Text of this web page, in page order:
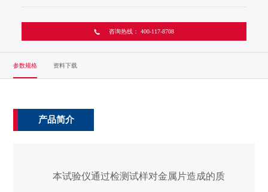
咨询热线： 400-117-8708
参数规格 资料下载
产品简介
本试验仪通过检测试样对金属片造成的质